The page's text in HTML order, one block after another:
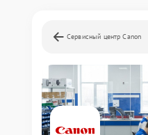
Сервисный центр Canon